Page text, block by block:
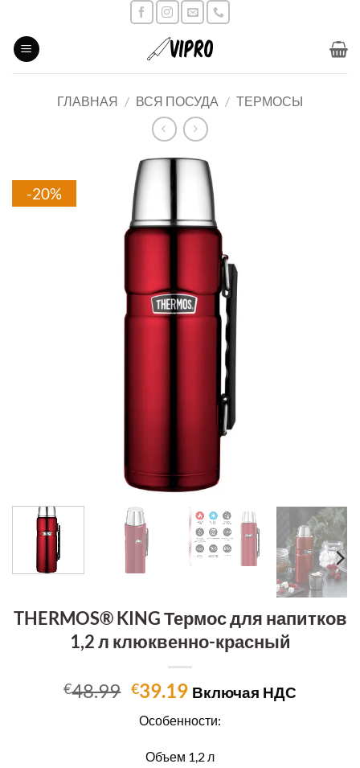
content
ГЛАВНАЯ / ВСЯ ПОСУДА / ТЕРМОСЫ
-20%
THERMOS® KING Термос для напитков
1,2 л клюквенно-красный
€48.99 Первоначальная
составляла
€48.99.
€39.19Текущая
€39.19.
Включая НДС
Особенности:
Объем 1,2 л